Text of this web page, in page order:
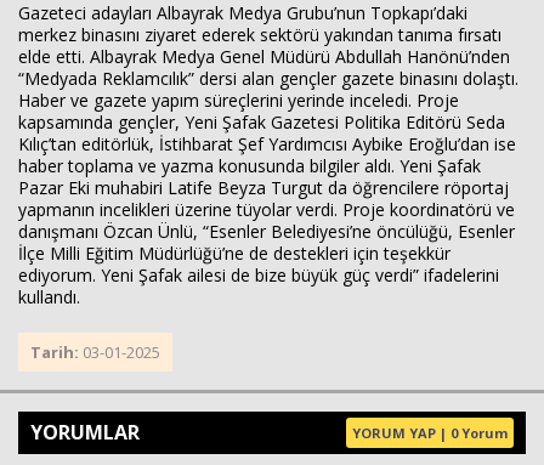
Gazeteci adayları Albayrak Medya Grubu’nun Topkapı’daki
merkez binasını ziyaret ederek sektörü yakından tanıma fırsatı
elde etti. Albayrak Medya Genel Müdürü Abdullah Hanönü’nden
“Medyada Reklamcılık” dersi alan gençler gazete binasını dolaştı.
Haber ve gazete yapım süreçlerini yerinde inceledi. Proje
kapsamında gençler, Yeni Şafak Gazetesi Politika Editörü Seda
Kılıç’tan editörlük, İstihbarat Şef Yardımcısı Aybike Eroğlu’dan ise
haber toplama ve yazma konusunda bilgiler aldı. Yeni Şafak
Pazar Eki muhabiri Latife Beyza Turgut da öğrencilere röportaj
yapmanın incelikleri üzerine tüyolar verdi. Proje koordinatörü ve
danışmanı Özcan Ünlü, “Esenler Belediyesi’ne öncülüğü, Esenler
İlçe Milli Eğitim Müdürlüğü’ne de destekleri için teşekkür
ediyorum. Yeni Şafak ailesi de bize büyük güç verdi” ifadelerini
kullandı.
Tarih: 03-01-2025
YORUMLAR YORUM YAP | 0 Yorum